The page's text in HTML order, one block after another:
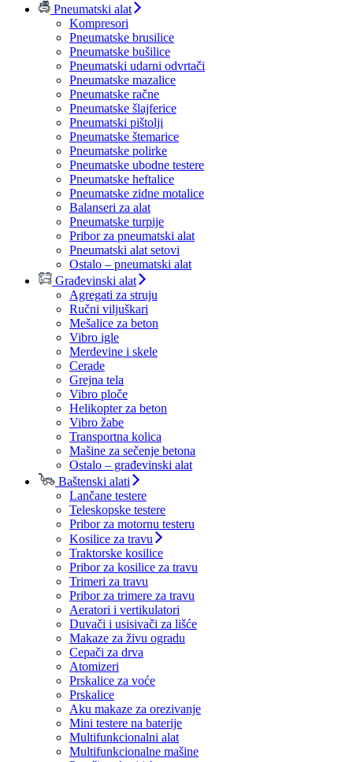
Pneumatski alat
Kompresori
Pneumatske brusilice
Pneumatske bušilice
Pneumatski udarni odvrtači
Pneumatske mazalice
Pneumatske račne
Pneumatske šlajferice
Pneumatski pištolji
Pneumatske štemarice
Pneumatske polirke
Pneumatske ubodne testere
Pneumatske heftalice
Pneumatske zidne motalice
Balanseri za alat
Pneumatske turpije
Pribor za pneumatski alat
Pneumatski alat setovi
Ostalo – pneumatski alat
Građevinski alat
Agregati za struju
Ručni viljuškari
Mešalice za beton
Vibro igle
Merdevine i skele
Cerade
Grejna tela
Vibro ploče
Helikopter za beton
Vibro žabe
Transportna kolica
Mašine za sečenje betona
Ostalo – građevinski alat
Baštenski alati
Lančane testere
Teleskopske testere
Pribor za motornu testeru
Kosilice za travu
Traktorske kosilice
Pribor za kosilice za travu
Trimeri za travu
Pribor za trimere za travu
Aeratori i vertikulatori
Duvači i usisivači za lišće
Makaze za živu ogradu
Cepači za drva
Atomizeri
Prskalice za voće
Prskalice
Aku makaze za orezivanje
Mini testere na baterije
Multifunkcionalni alat
Multifunkcionalne mašine